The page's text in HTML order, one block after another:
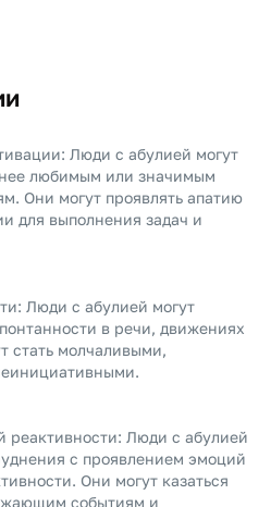
Люди с абулией могут
любимым или значимым
Они могут проявлять апатию
для выполнения задач и
Люди с абулией могут
в речи, движениях
стать молчаливыми,
реактивности: Люди с абулией
с проявлением эмоций
Они могут казаться
событиям и